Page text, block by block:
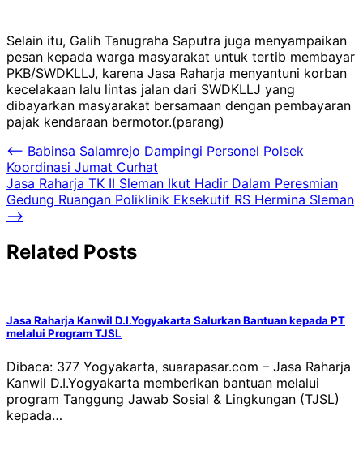
Selain itu, Galih Tanugraha Saputra juga menyampaikan
pesan kepada warga masyarakat untuk tertib membayar
PKB/SWDKLLJ, karena Jasa Raharja menyantuni korban
kecelakaan lalu lintas jalan dari SWDKLLJ yang
dibayarkan masyarakat bersamaan dengan pembayaran
pajak kendaraan bermotor.(parang)
Navigasi
pos
⟵ Babinsa Salamrejo Dampingi Personel Polsek
Koordinasi Jumat Curhat
Jasa Raharja TK II Sleman Ikut Hadir Dalam Peresmian
Gedung Ruangan Poliklinik Eksekutif RS Hermina Sleman
⟶
Related Posts
Jasa Raharja Kanwil D.I.Yogyakarta Salurkan Bantuan kepada PT
melalui Program TJSL
Dibaca: 377 Yogyakarta, suarapasar.com – Jasa Raharja
Kanwil D.I.Yogyakarta memberikan bantuan melalui
program Tanggung Jawab Sosial & Lingkungan (TJSL)
kepada…